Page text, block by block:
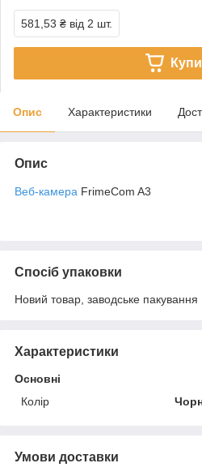
581,53 ₴ від 2 шт.
Опис Характеристики
Опис
Веб-камера FrimeCom A3
Спосіб упаковки
Новий товар, заводське пакування
Характеристики
Основні
Колір
Умови доставки